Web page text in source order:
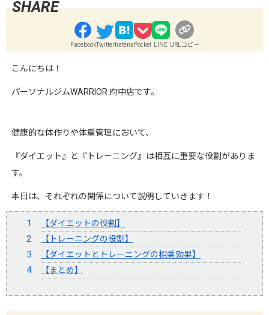
FacebookTwitterhatena Pocket LINE URLコピー
こんにちは！
パーソナルジムWARRIOR 府中店です。
健康的な体作りや体重管理において、
『ダイエット』と『トレーニング』は相互に重要な役割がありま
す。
本日は、それぞれの関係について説明していきます！
【ダイエットの役割】
【トレーニングの役割】
【ダイエットとトレーニングの相乗効果】
【まとめ】